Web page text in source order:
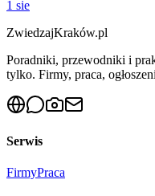
1 sie
ZwiedzajKraków.pl
Poradniki, przewodniki i
tylko. Firmy, praca,
Serwis
FirmyPraca